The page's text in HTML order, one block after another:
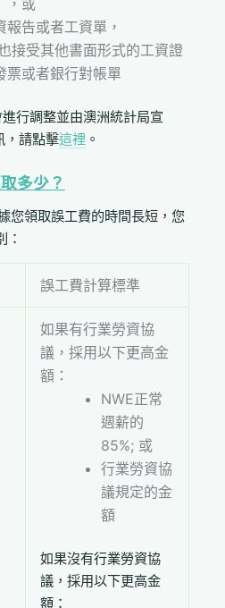
，或
報告或者工資單，
接受其他書面形式的工資證
票或者銀行對帳單
行調整並由澳洲統計局宣
，請點擊這裡 。
多少？
您領取誤工費的時間長短，您
：
誤工費計算標準
如果有行業勞資協
議，採用以下更高金
額：
NWE正常
週薪的
85%; 或
行業勞資協
議規定的金
額
如果沒有行業勞資協
議，採用以下更高金
額：